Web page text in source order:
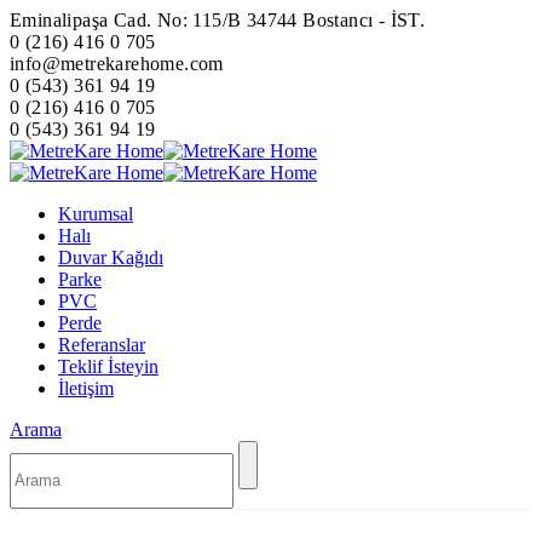
Eminalipaşa Cad. No: 115/B 34744 Bostancı - İST.
0 (216) 416 0 705
info@metrekarehome.com
0 (543) 361 94 19
0 (216) 416 0 705
0 (543) 361 94 19
Kurumsal
Halı
Duvar Kağıdı
Parke
PVC
Perde
Referanslar
Teklif İsteyin
İletişim
Arama